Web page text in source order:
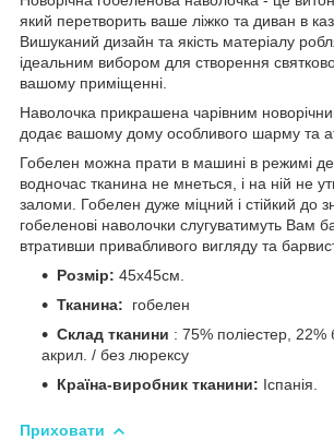
який перетворить ваше ліжко та диван в
Вишуканий дизайн та якість матеріалу
ідеальним вибором для створення
вашому приміщенні.
Наволочка прикрашена чарівним
додає вашому дому особливого шарму та
Гобелен можна прати в машині в режимі
водночас тканина не мнеться, і на ній не
заломи. Гобелен дуже міцний і стійкий до
гобеленові наволочки слугуватимуть Вам
втративши привабливого вигляду та
Розмір: 45х45см.
Тканина: гобелен
Склад тканини : 75% поліестер, 22%
акрил. / без люрексу
Країна-виробник тканини: Іспанія.
Приховати